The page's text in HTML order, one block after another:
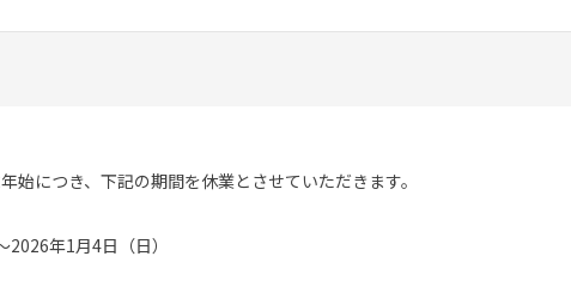
始につき、下記の期間を休業とさせていただきます。
年1月4日（日）